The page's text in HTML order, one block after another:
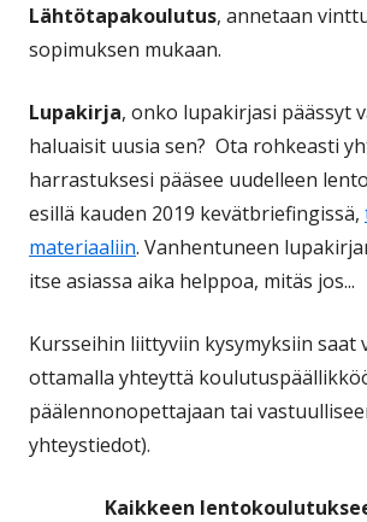
Lähtötapakoulutus, annetaan
sopimuksen mukaan.
Lupakirja, onko lupakirjasi päässyt
haluaisit uusia sen? Ota rohkeasti
harrastuksesi pääsee uudelleen
esillä kauden 2019 kevätbriefingissä,
materiaaliin. Vanhentuneen
itse asiassa aika helppoa, mitäs jos...
Kursseihin liittyviin kysymyksiin saat
ottamalla yhteyttä
päälennonopettajaan tai
yhteystiedot).
Kaikkeen